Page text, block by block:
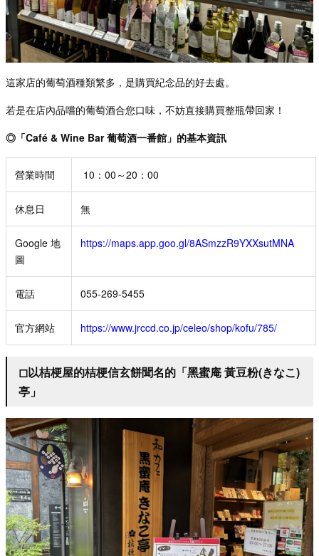
這家店的葡萄酒種類繁多，是購買紀念品的好去處。
若是在店內品嚐的葡萄酒合您口味，不妨直接購買整瓶帶回家！
◎「Café & Wine Bar 葡萄酒一番館」的基本資訊
營業時間 10：00～20：00
休息日 無
Google 地
圖
https://maps.app.goo.gl/8ASmzzR9YXXsutMNA
電話 055-269-5455
官方網站 https://www.jrccd.co.jp/celeo/shop/kofu/785/
◻︎以桔梗屋的桔梗信玄餅聞名的「黑蜜庵 黃豆粉(きなこ)
亭」